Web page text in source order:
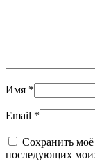
Имя *
Email *
Сохранить моё
последующих